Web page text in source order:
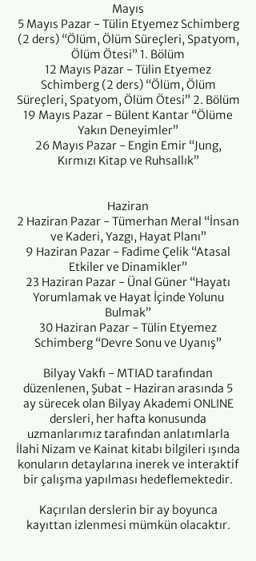
Mayıs
5 Mayıs Pazar - Tülin Etyemez Schimberg
(2 ders) “Ölüm, Ölüm Süreçleri, Spatyom,
Ölüm Ötesi” 1. Bölüm
12 Mayıs Pazar - Tülin Etyemez
Schimberg (2 ders) “Ölüm, Ölüm
Süreçleri, Spatyom, Ölüm Ötesi” 2. Bölüm
19 Mayıs Pazar - Bülent Kantar “Ölüme
Yakın Deneyimler”
26 Mayıs Pazar - Engin Emir “Jung,
Kırmızı Kitap ve Ruhsallık”
Haziran
2 Haziran Pazar - Tümerhan Meral “İnsan
ve Kaderi, Yazgı, Hayat Planı”
9 Haziran Pazar - Fadime Çelik “Atasal
Etkiler ve Dinamikler”
23 Haziran Pazar - Ünal Güner “Hayatı
Yorumlamak ve Hayat İçinde Yolunu
Bulmak”
30 Haziran Pazar - Tülin Etyemez
Schimberg “Devre Sonu ve Uyanış”
Bilyay Vakfı - MTIAD tarafından
düzenlenen, Şubat - Haziran arasında 5
ay sürecek olan Bilyay Akademi ONLINE
dersleri, her hafta konusunda
uzmanlarımız tarafından anlatımlarla
İlahi Nizam ve Kainat kitabı bilgileri ışında
konuların detaylarına inerek ve interaktif
bir çalışma yapılması hedeflemektedir.
Kaçırılan derslerin bir ay boyunca
kayıttan izlenmesi mümkün olacaktır.